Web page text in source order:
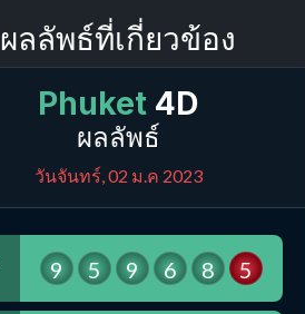
ผลลัพธ์ที่เกี่ยวข้อง
Phuket 4D
ผลลัพธ์
วันจันทร์, 02 ม.ค 2023
9 5 9 6 8 5